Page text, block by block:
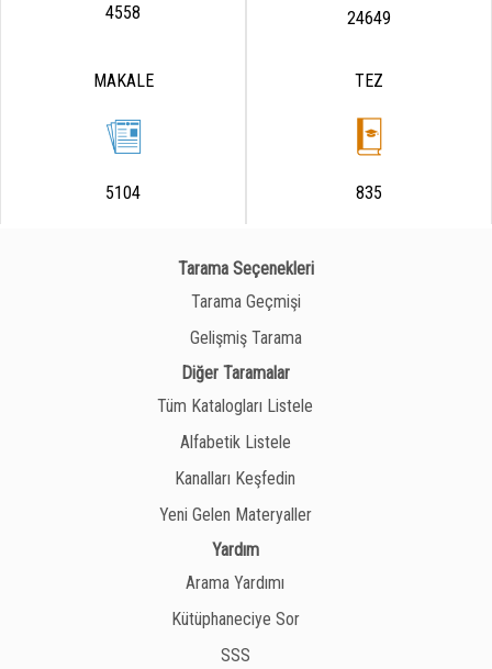
4558 24649
MAKALE
5104
TEZ
835
Tarama Seçenekleri
Tarama Geçmişi
Gelişmiş Tarama
Diğer Taramalar
Tüm Katalogları Listele
Alfabetik Listele
Kanalları Keşfedin
Yeni Gelen Materyaller
Yardım
Arama Yardımı
Kütüphaneciye Sor
SSS